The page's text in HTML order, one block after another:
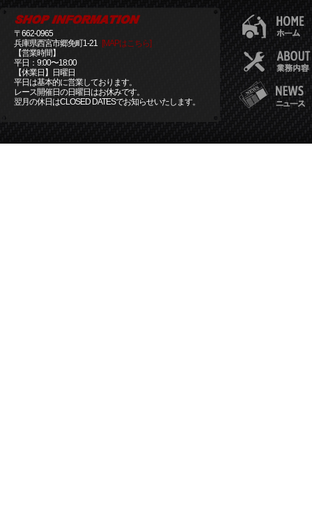
〒662-0965
兵庫県西宮市郷免町1-21 [MAPはこちら]
【営業時間】
平日：9:00〜18:00
【休業日】日曜日
平日は基本的に営業しております。
レース開催日の日曜日はお休みです。
翌月の休日はCLOSED DATESでお知らせいたします。